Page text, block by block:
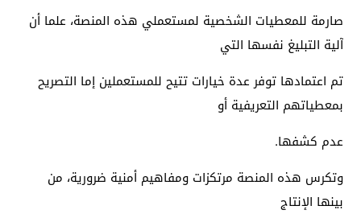
صارمة للمعطيات الشخصية لمستعملي هذه المنصة، علما أن
آلية التبليغ نفسها التي
تم اعتمادها توفر عدة خيارات تتيح للمستعملين إما التصريح
بمعطياتهم التعريفية أو
عدم كشفها.
وتكرس هذه المنصة مرتكزات ومفاهيم أمنية ضرورية، من
بينها الإنتاج